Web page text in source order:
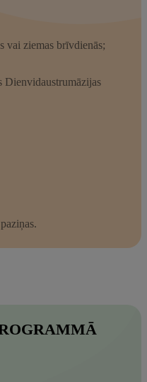
vai ziemas brīvdienās;
Dienvidaustrumāzijas